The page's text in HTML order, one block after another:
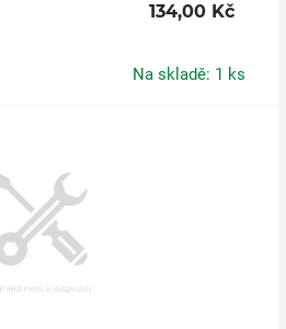
134,00 Kč
Na skladě: 1 ks